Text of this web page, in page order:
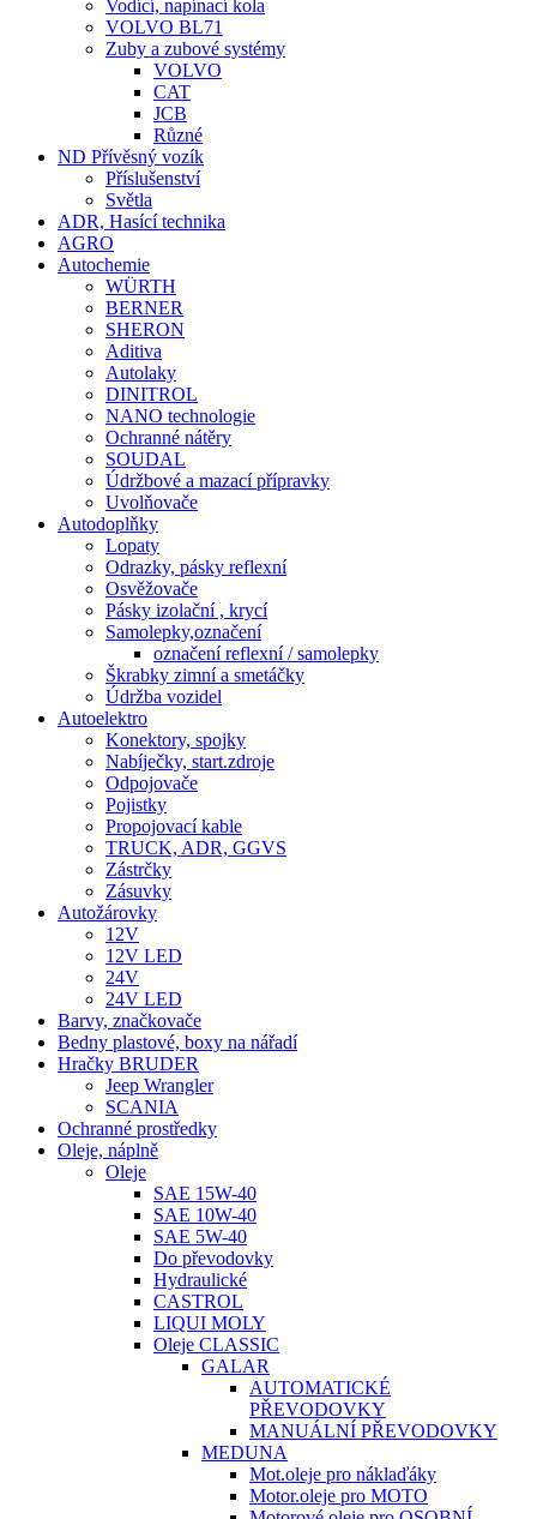
Vodící, napínací kola
VOLVO BL71
Zuby a zubové systémy
VOLVO
CAT
JCB
Různé
ND Přívěsný vozík
Příslušenství
Světla
ADR, Hasící technika
AGRO
Autochemie
WÜRTH
BERNER
SHERON
Aditiva
Autolaky
DINITROL
NANO technologie
Ochranné nátěry
SOUDAL
Údržbové a mazací přípravky
Uvolňovače
Autodoplňky
Lopaty
Odrazky, pásky reflexní
Osvěžovače
Pásky izolační , krycí
Samolepky,označení
označení reflexní / samolepky
Škrabky zimní a smetáčky
Údržba vozidel
Autoelektro
Konektory, spojky
Nabíječky, start.zdroje
Odpojovače
Pojistky
Propojovací kable
TRUCK, ADR, GGVS
Zástrčky
Zásuvky
Autožárovky
12V
12V LED
24V
24V LED
Barvy, značkovače
Bedny plastové, boxy na nářadí
Hračky BRUDER
Jeep Wrangler
SCANIA
Ochranné prostředky
Oleje, náplně
Oleje
SAE 15W-40
SAE 10W-40
SAE 5W-40
Do převodovky
Hydraulické
CASTROL
LIQUI MOLY
Oleje CLASSIC
GALAR
AUTOMATICKÉ
PŘEVODOVKY
MANUÁLNÍ PŘEVODOVKY
MEDUNA
Mot.oleje pro náklaďáky
Motor.oleje pro MOTO